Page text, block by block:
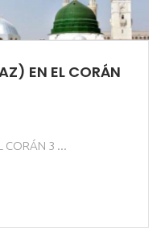
EN EL CORÁN
CORÁN 3 ...